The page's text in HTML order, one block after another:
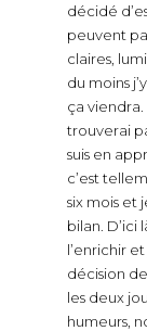
décidé
peuvent
claires,
du moins
ça
trouverai
suis en
c’est
six mois et
bilan. D’ici
l’enrichir
décision
les deux
humeurs,